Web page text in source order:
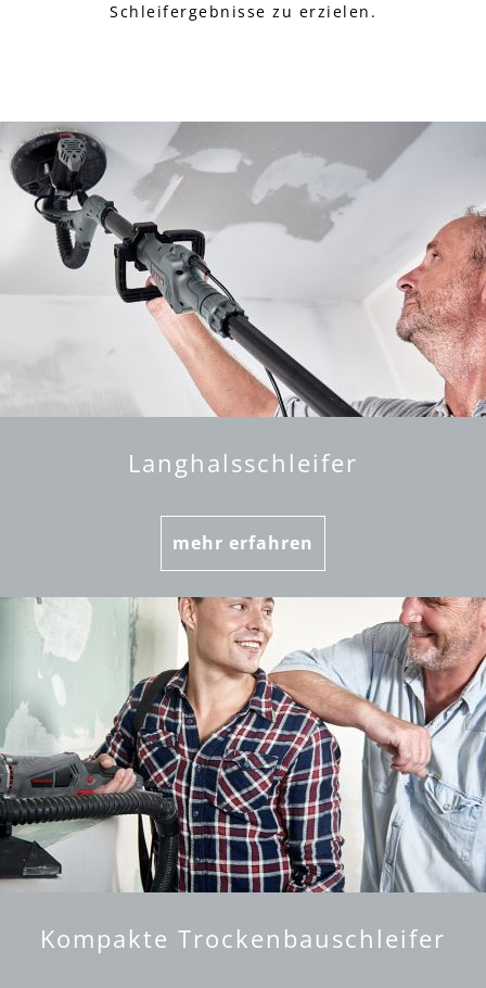
Schleifergebnisse zu erzielen.
Langhalsschleifer
mehr erfahren
Kompakte Trockenbauschleifer